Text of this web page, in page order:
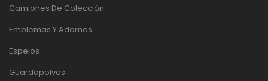
Camiones De Colección
Emblemas Y Adornos
Espejos
Guardapolvos